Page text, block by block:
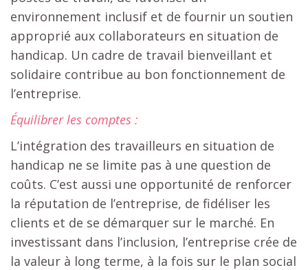
environnement inclusif et de fournir un soutien
approprié aux collaborateurs en situation de
handicap. Un cadre de travail bienveillant et
solidaire contribue au bon fonctionnement de
l’entreprise.
Équilibrer les comptes :
L’intégration des travailleurs en situation de
handicap ne se limite pas à une question de
coûts. C’est aussi une opportunité de renforcer
la réputation de l’entreprise, de fidéliser les
clients et de se démarquer sur le marché. En
investissant dans l’inclusion, l’entreprise crée de
la valeur à long terme, à la fois sur le plan social